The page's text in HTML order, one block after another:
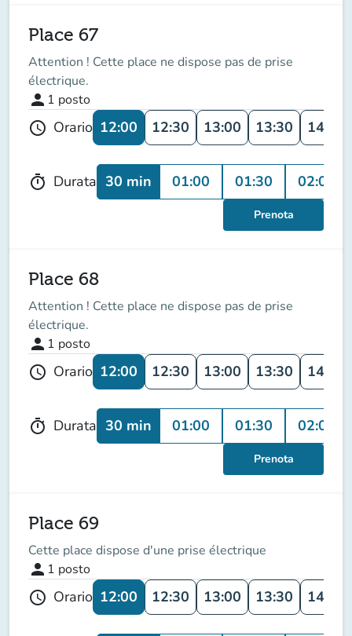
Place 67
Attention ! Cette place ne dispose pas de prise
électrique.
person 1 posto
schedule Orario 12:00 12:30 13:00 13:30 14:00
timer Durata 30 min 01:00 01:30 02:00
Prenota
Place 68
Attention ! Cette place ne dispose pas de prise
électrique.
person 1 posto
schedule Orario 12:00 12:30 13:00 13:30 14:00
timer Durata 30 min 01:00 01:30 02:00
Prenota
Place 69
Cette place dispose d'une prise électrique
person 1 posto
schedule Orario 12:00 12:30 13:00 13:30 14:00